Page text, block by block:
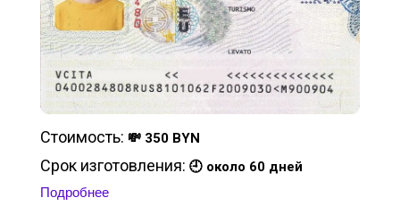
Стоимость: 💸 350 BYN
Срок изготовления: 🕘 около 60 дней
Подробнее